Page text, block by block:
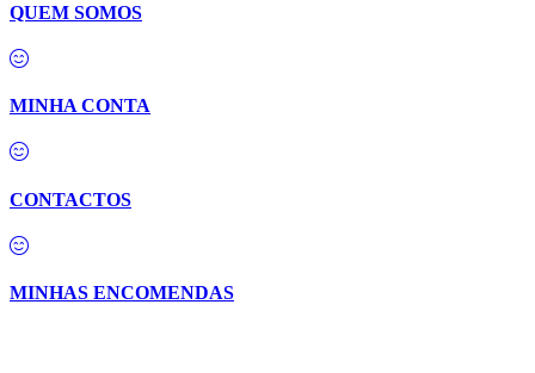
QUEM SOMOS
MINHA CONTA
CONTACTOS
MINHAS ENCOMENDAS